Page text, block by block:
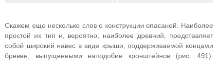
Скажем еще несколько слов о конструкции опасаней. Наиболее
простой их тип и, вероятно, наиболее древний, представляет
собой широкий навес в виде крыши, поддерживаемой концами
бревен, выпущенными наподобие кронштейнов (рис. 491).